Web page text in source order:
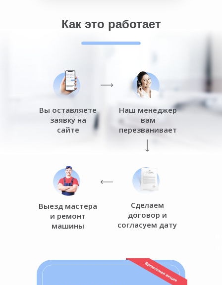
Как это работает
Выезд мастера
и ремонт
машины
Сделаем
договор и
согласуем дату
Наш менеджер
вам
перезванивает
Вы оставляете
заявку на
сайте